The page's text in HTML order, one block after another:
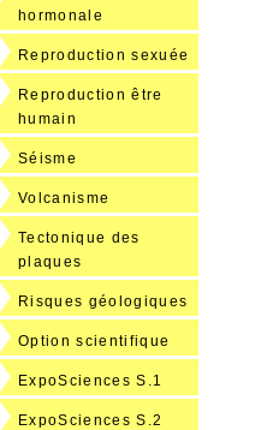
hormonale
Reproduction sexuée
Reproduction être
humain
Séisme
Volcanisme
Tectonique des
plaques
Risques géologiques
Option scientifique
ExpoSciences S.1
ExpoSciences S.2